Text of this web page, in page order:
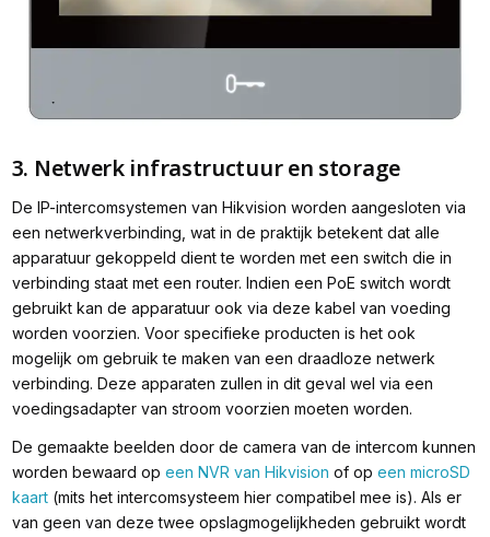
3. Netwerk infrastructuur en storage
De IP-intercomsystemen van Hikvision worden aangesloten via
een netwerkverbinding, wat in de praktijk betekent dat alle
apparatuur gekoppeld dient te worden met een switch die in
verbinding staat met een router. Indien een PoE switch wordt
gebruikt kan de apparatuur ook via deze kabel van voeding
worden voorzien. Voor specifieke producten is het ook
mogelijk om gebruik te maken van een draadloze netwerk
verbinding. Deze apparaten zullen in dit geval wel via een
voedingsadapter van stroom voorzien moeten worden.
De gemaakte beelden door de camera van de intercom kunnen
worden bewaard op een NVR van Hikvision of op een microSD
kaart (mits het intercomsysteem hier compatibel mee is). Als er
van geen van deze twee opslagmogelijkheden gebruikt wordt